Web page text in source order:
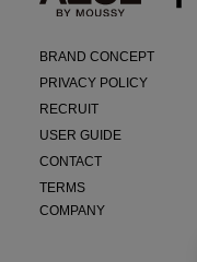
BRAND CONCEPT
PRIVACY POLICY
RECRUIT
USER GUIDE
CONTACT
TERMS
COMPANY